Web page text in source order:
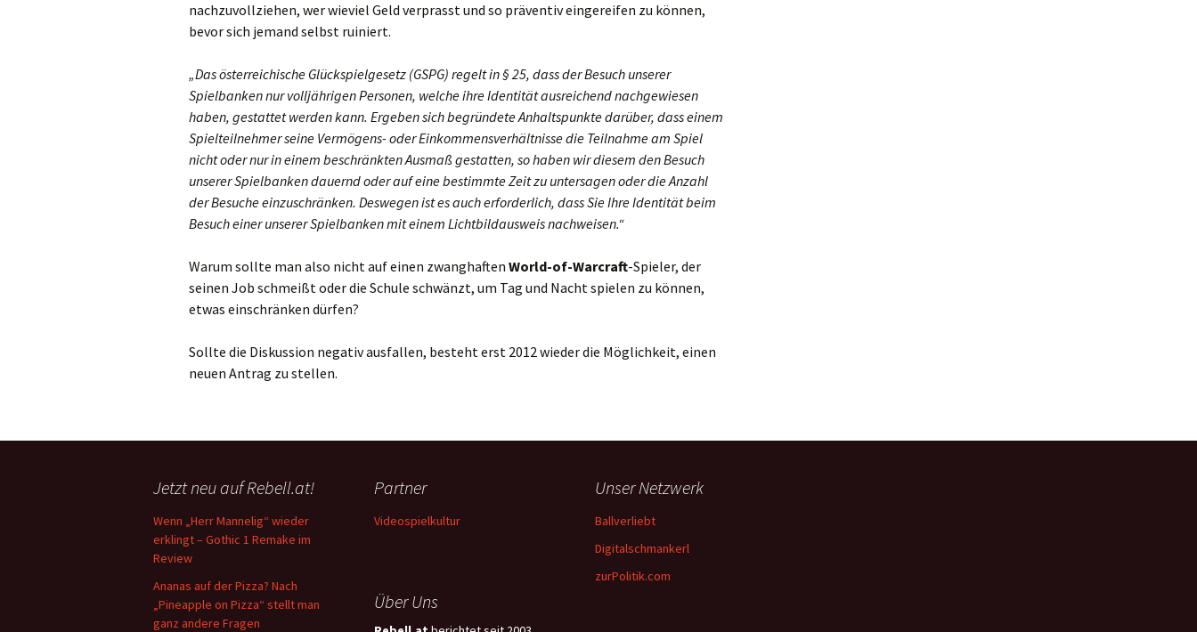
nachzuvollziehen, wer wieviel Geld verprasst und so präventiv eingereifen zu können,
bevor sich jemand selbst ruiniert.
„Das österreichische Glückspielgesetz (GSPG) regelt in § 25, dass der Besuch unserer
Spielbanken nur volljährigen Personen, welche ihre Identität ausreichend nachgewiesen
haben, gestattet werden kann. Ergeben sich begründete Anhaltspunkte darüber, dass einem
Spielteilnehmer seine Vermögens- oder Einkommensverhältnisse die Teilnahme am Spiel
nicht oder nur in einem beschränkten Ausmaß gestatten, so haben wir diesem den Besuch
unserer Spielbanken dauernd oder auf eine bestimmte Zeit zu untersagen oder die Anzahl
der Besuche einzuschränken. Deswegen ist es auch erforderlich, dass Sie Ihre Identität beim
Besuch einer unserer Spielbanken mit einem Lichtbildausweis nachweisen.“
Warum sollte man also nicht auf einen zwanghaften World-of-Warcraft-Spieler, der
seinen Job schmeißt oder die Schule schwänzt, um Tag und Nacht spielen zu können,
etwas einschränken dürfen?
Sollte die Diskussion negativ ausfallen, besteht erst 2012 wieder die Möglichkeit, einen
neuen Antrag zu stellen.
Jetzt neu auf Rebell.at!
Wenn „Herr Mannelig“ wieder
erklingt – Gothic 1 Remake im
Review
Ananas auf der Pizza? Nach
„Pineapple on Pizza“ stellt man
ganz andere Fragen
Partner
Videospielkultur
Unser Netzwerk
Ballverliebt
Digitalschmankerl
zurPolitik.com
Über Uns